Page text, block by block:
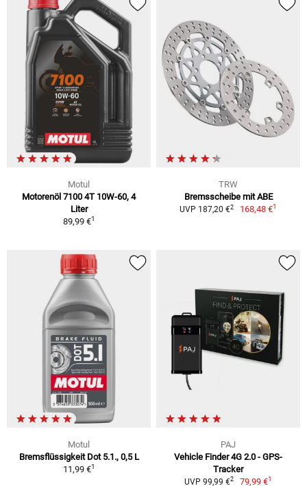
Motul
Motorenöl 7100 4T 10W-60, 4
Liter
89,99 €1
TRW
Bremsscheibe mit ABE
UVP 187,20 €2 168,48 €1
Motul
Bremsflüssigkeit Dot 5.1., 0,5 L
11,99 €1
PAJ
Vehicle Finder 4G 2.0 - GPS-
Tracker
UVP 99,99 €2 79,99 €1